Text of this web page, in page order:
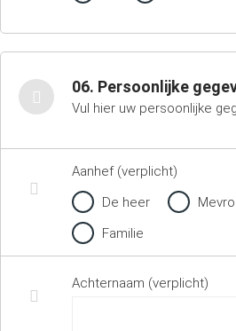
06. Persoonlijke
Vul hier uw persoonlijke
Aanhef (verplicht)
De heer
Familie
Achternaam (verplicht)